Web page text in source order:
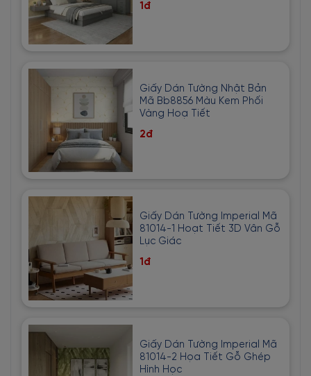
1đ
Giấy Dán Tường Nhật Bản
Mã Bb8856 Màu Kem Phối
Vàng Hoạ Tiết
2đ
Giấy Dán Tường Imperial Mã
81014-1 Hoạt Tiết 3D Vân Gỗ
Lục Giác
1đ
Giấy Dán Tường Imperial Mã
81014-2 Họa Tiết Gỗ Ghép
Hình Học